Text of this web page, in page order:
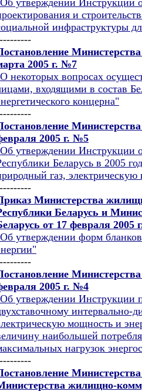
и
инфраструктуры
2005 г. №7
некоторых вопросах
входящими в состав
концерна"
2005 г. №5
утверждении Инструкции
Беларусь в 2005
газ,
Министерства
Беларусь и
от 17 февраля 2005
утверждении форм бланков
2005 г. №4
утверждении Инструкции
мощность и
наибольшей
нагрузок
жилищно-